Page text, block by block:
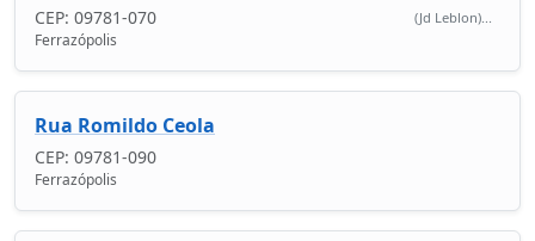
CEP: 09781-070 (Jd Leblon)...
Ferrazópolis
Rua Romildo Ceola
CEP: 09781-090
Ferrazópolis